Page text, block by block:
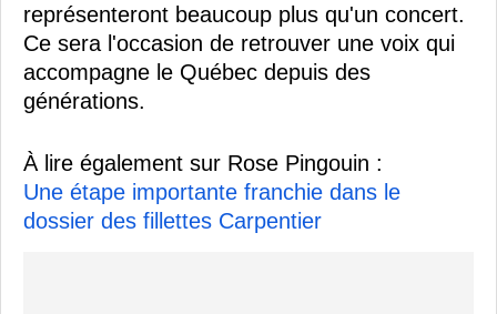
représenteront beaucoup plus qu'un concert.
Ce sera l'occasion de retrouver une voix qui
accompagne le Québec depuis des
générations.
À lire également sur Rose Pingouin :
Une étape importante franchie dans le
dossier des fillettes Carpentier